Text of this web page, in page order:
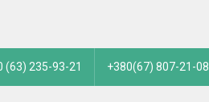
(63) 235-93-21 +380(67) 807-21-08